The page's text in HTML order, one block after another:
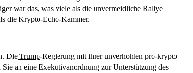
war das, was viele als die unvermeidliche Rallye
die Krypto-Echo-Kammer.
Die Trump-Regierung mit ihrer unverhohlen pro-krypto
an eine Exekutivanordnung zur Unterstützung des